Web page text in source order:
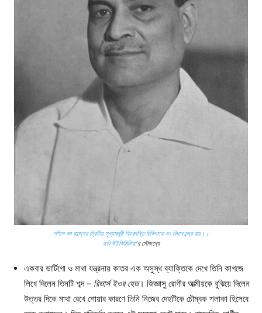
পশ্চিম বঙ্গ রাজ্যের দ্বিতীয় মুখ্যমন্ত্রী কিংবদন্তি চিকিৎসক ডঃ বিধান চন্দ্র রায়।।
ছবিউইকিমিডিয়া’র সৌজন্যে
একবার ভার্টিগো ও মাথা যন্ত্রনায় কাতর এক অসুস্থ ব্যাক্তিকে দেখে তিনি কাগজে
লিখে দিলেন তিনটি শব্দ– রিভার্স ইওর হেড। জিজ্ঞাসু রোগীর আত্মীয়কে বুঝিয়ে দিলেন
উত্তর দিকে মাথা রেখে শোয়ার কারণে তিনি নিজের দেহটিকে চৌম্বক শলাকা হিসেবে